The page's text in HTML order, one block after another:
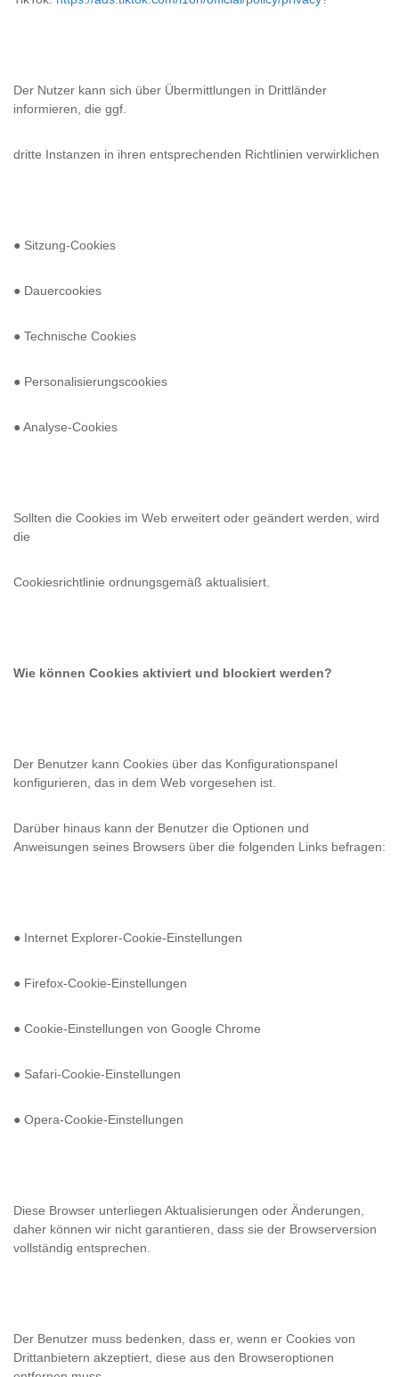
Der Nutzer kann sich über Übermittlungen in Drittländer
informieren, die ggf.
dritte Instanzen in ihren entsprechenden Richtlinien verwirklichen
● Sitzung-Cookies
● Dauercookies
● Technische Cookies
● Personalisierungscookies
● Analyse-Cookies
Sollten die Cookies im Web erweitert oder geändert werden, wird
die
Cookiesrichtlinie ordnungsgemäß aktualisiert.
Wie können Cookies aktiviert und blockiert werden?
Der Benutzer kann Cookies über das Konfigurationspanel
konfigurieren, das in dem Web vorgesehen ist.
Darüber hinaus kann der Benutzer die Optionen und
Anweisungen seines Browsers über die folgenden Links befragen:
● Internet Explorer-Cookie-Einstellungen
● Firefox-Cookie-Einstellungen
● Cookie-Einstellungen von Google Chrome
● Safari-Cookie-Einstellungen
● Opera-Cookie-Einstellungen
Diese Browser unterliegen Aktualisierungen oder Änderungen,
daher können wir nicht garantieren, dass sie der Browserversion
vollständig entsprechen.
Der Benutzer muss bedenken, dass er, wenn er Cookies von
Drittanbietern akzeptiert, diese aus den Browseroptionen